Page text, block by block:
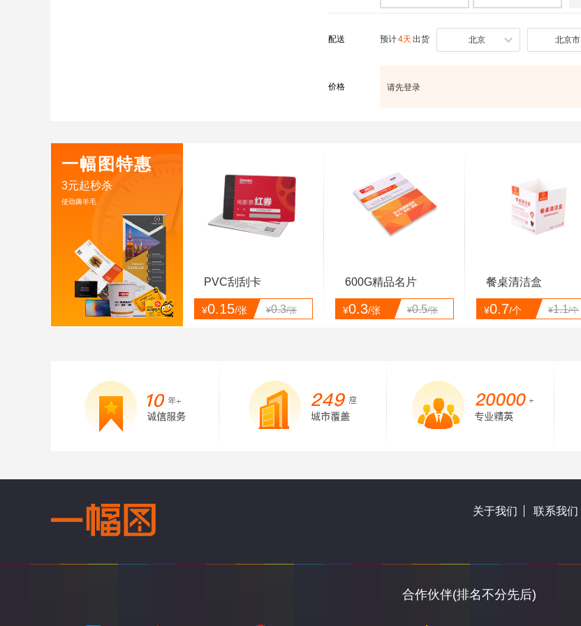
配送 预计4天 出货 北京 北京市
价格 请先登录
一幅图特惠
3元起秒杀
使劲薅羊毛
PVC刮刮卡
¥0.15/张 ¥0.3/张
600G精品名片
¥0.3/张 ¥0.5/张
餐桌清洁盒
¥0.7/个 ¥1.1/个
关于我们 联系我们
合作伙伴(排名不分先后)